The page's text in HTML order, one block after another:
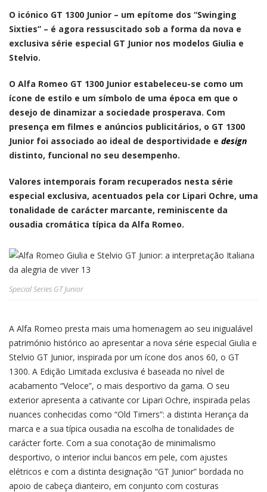
O icónico GT 1300 Junior – um epítome dos “Swinging
Sixties” – é agora ressuscitado sob a forma da nova e
exclusiva série especial GT Junior nos modelos Giulia e
Stelvio.
O Alfa Romeo GT 1300 Junior estabeleceu-se como um
ícone de estilo e um símbolo de uma época em que o
desejo de dinamizar a sociedade prosperava. Com
presença em filmes e anúncios publicitários, o GT 1300
Junior foi associado ao ideal de desportividade e design
distinto, funcional no seu desempenho.
Valores intemporais foram recuperados nesta série
especial exclusiva, acentuados pela cor Lipari Ochre, uma
tonalidade de carácter marcante, reminiscente da
ousadia cromática típica da Alfa Romeo.
Special Series GT Junior
A Alfa Romeo presta mais uma homenagem ao seu inigualável
património histórico ao apresentar a nova série especial Giulia e
Stelvio GT Junior, inspirada por um ícone dos anos 60, o GT
1300. A Edição Limitada exclusiva é baseada no nível de
acabamento “Veloce”, o mais desportivo da gama. O seu
exterior apresenta a cativante cor Lipari Ochre, inspirada pelas
nuances conhecidas como “Old Timers”: a distinta Herança da
marca e a sua típica ousadia na escolha de tonalidades de
carácter forte. Com a sua conotação de minimalismo
desportivo, o interior inclui bancos em pele, com ajustes
elétricos e com a distinta designação “GT Junior” bordada no
apoio de cabeça dianteiro, em conjunto com costuras